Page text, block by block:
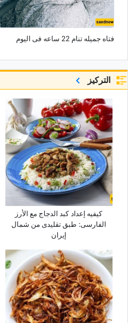
فتاه جمیله تنام 22 ساعه فی الیوم
التركيز
کیفیه إعداد کبد الدجاج مع الأرز
الفارسی: طبق تقلیدی من شمال
إیران